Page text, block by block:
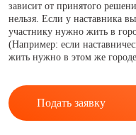
зависит от принятого
нельзя. Если у наставника
участнику нужно жить в
(Например: если
жить нужно в этом же
Подать заявку